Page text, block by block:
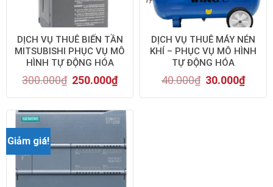
DỊCH VỤ THUÊ BIẾN TẦN
MITSUBISHI PHỤC VỤ MÔ
HÌNH TỰ ĐỘNG HÓA
300.000₫ 250.000₫
DỊCH VỤ THUÊ MÁY NÉN
KHÍ – PHỤC VỤ MÔ HÌNH
TỰ ĐỘNG HÓA
40.000₫ 30.000₫
Giảm giá!